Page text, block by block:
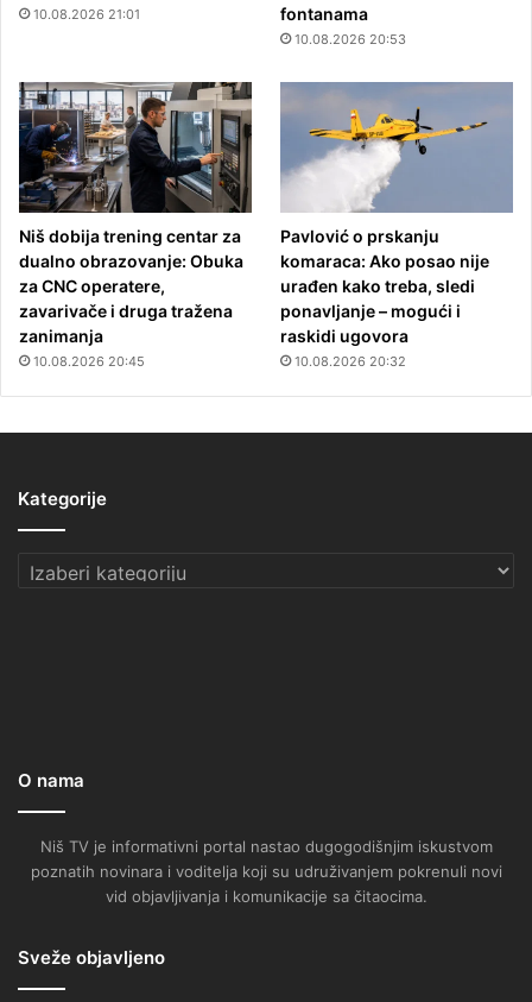
10.08.2026 21:01
fontanama
10.08.2026 20:53
Niš dobija trening centar za
dualno obrazovanje: Obuka
za CNC operatere,
zavarivače i druga tražena
zanimanja
10.08.2026 20:45
Pavlović o prskanju
komaraca: Ako posao nije
urađen kako treba, sledi
ponavljanje – mogući i
raskidi ugovora
10.08.2026 20:32
Kategorije
Kategorije
O nama
Niš TV je informativni portal nastao dugogodišnjim iskustvom
poznatih novinara i voditelja koji su udruživanjem pokrenuli novi
vid objavljivanja i komunikacije sa čitaocima.
Sveže objavljeno